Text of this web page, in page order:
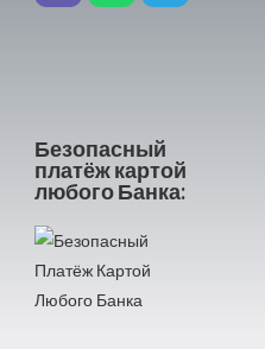
Безопасный
платёж картой
любого Банка: